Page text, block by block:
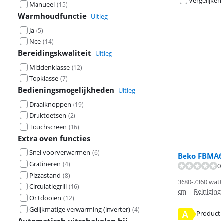
Manueel (15)
Warmhoudfunctie Uitleg
Ja (5)
Nee (14)
Bereidingskwaliteit Uitleg
Middenklasse (12)
Topklasse (7)
Bedieningsmogelijkheden Uitleg
Draaiknoppen (19)
Druktoetsen (2)
Touchscreen (16)
Extra oven functies
Snel voorverwarmen (6)
Gratineren (4)
Pizzastand (8)
Circulatiegrill (16)
Ontdooien (12)
Gelijkmatige verwarming (inverter) (4)
Beko
3680-7360
cm |
A
Beoordeling is